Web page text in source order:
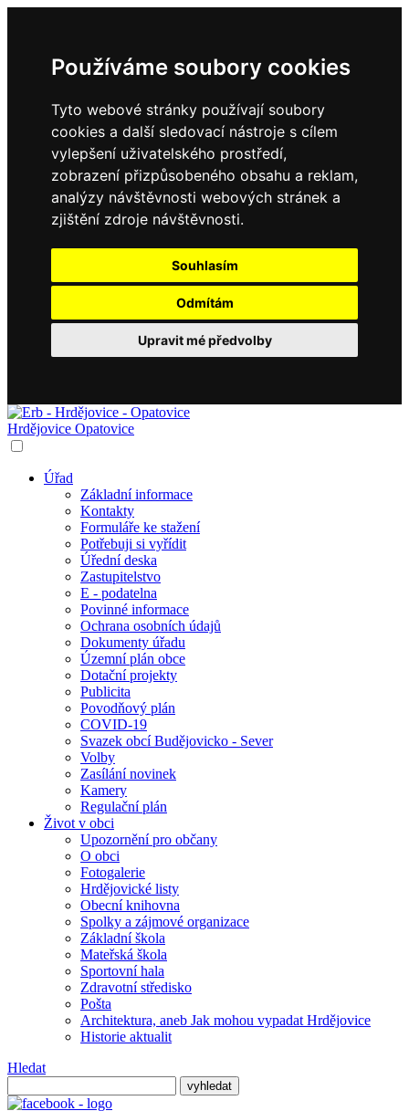
Používáme soubory cookies
Tyto webové stránky používají soubory
cookies a další sledovací nástroje s cílem
vylepšení uživatelského prostředí,
zobrazení přizpůsobeného obsahu a reklam,
analýzy návštěvnosti webových stránek a
zjištění zdroje návštěvnosti.
Souhlasím
Odmítám
Upravit mé předvolby
Hrdějovice Opatovice
Úřad
Základní informace
Kontakty
Formuláře ke stažení
Potřebuji si vyřídit
Úřední deska
Zastupitelstvo
E - podatelna
Povinné informace
Ochrana osobních údajů
Dokumenty úřadu
Územní plán obce
Dotační projekty
Publicita
Povodňový plán
COVID-19
Svazek obcí Budějovicko - Sever
Volby
Zasílání novinek
Kamery
Regulační plán
Život v obci
Upozornění pro občany
O obci
Fotogalerie
Hrdějovické listy
Obecní knihovna
Spolky a zájmové organizace
Základní škola
Mateřská škola
Sportovní hala
Zdravotní středisko
Pošta
Architektura, aneb Jak mohou vypadat Hrdějovice
Historie aktualit
Hledat